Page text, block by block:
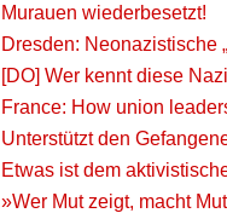
Murauen wiederbesetzt!
Dresden: Neonazistische
[DO] Wer kennt diese
France: How union
Unterstützt den
Etwas ist dem
»Wer Mut zeigt, macht